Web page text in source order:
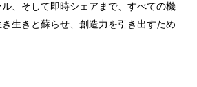
、そして即時シェアまで、すべての機
生きと蘇らせ、創造力を引き出すため